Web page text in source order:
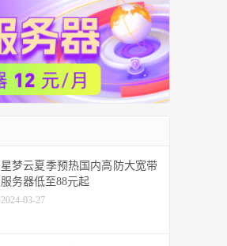
星梦云夏季预热国内高防大宽带
服务器低至88元起
2024-03-27